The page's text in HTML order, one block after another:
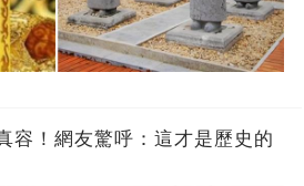
容！網友驚呼：這才是歷史的